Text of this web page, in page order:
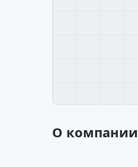
О компании